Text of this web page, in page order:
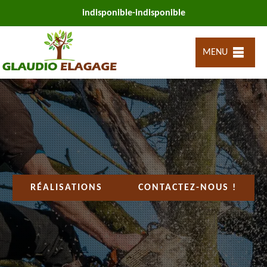
indisponible-indisponible
MENU
RÉALISATIONS CONTACTEZ-NOUS !